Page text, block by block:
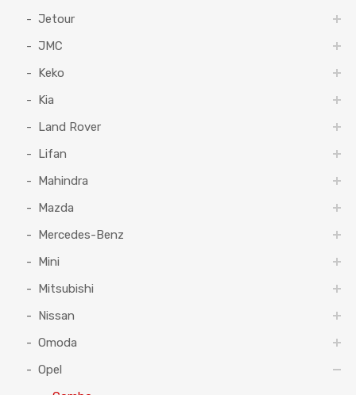
Jetour
JMC
Keko
Kia
Land Rover
Lifan
Mahindra
Mazda
Mercedes-Benz
Mini
Mitsubishi
Nissan
Omoda
Opel